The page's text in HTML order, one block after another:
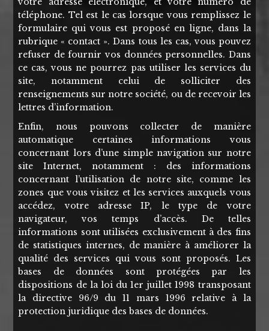
téléphone. Tel est le cas lorsque vous remplissez le
formulaire qui vous est proposé en ligne, dans la
rubrique « contact ». Dans tous les cas, vous pouvez
refuser de fournir vos données personnelles. Dans
ce cas, vous ne pourrez pas utiliser les services du
site, notamment celui de solliciter des
renseignements sur notre société, ou de recevoir les
lettres d’information.
Enfin, nous pouvons collecter de manière
automatique certaines informations vous
concernant lors d’une simple navigation sur notre
site Internet, notamment : des informations
concernant l’utilisation de notre site, comme les
zones que vous visitez et les services auxquels vous
accédez, votre adresse IP, le type de votre
navigateur, vos temps d’accès. De telles
informations sont utilisées exclusivement à des fins
de statistiques internes, de manière à améliorer la
qualité des services qui vous sont proposés. Les
bases de données sont protégées par les
dispositions de la loi du 1er juillet 1998 transposant
la directive 96/9 du 11 mars 1996 relative à la
protection juridique des bases de données.